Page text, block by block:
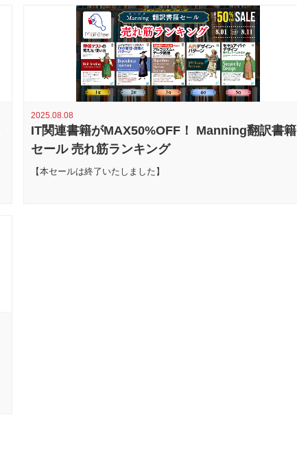
2025.08.08
IT関連書籍がMAX50%OFF！ Manning翻訳書籍
セール 売れ筋ランキング
【本セールは終了いたしました】